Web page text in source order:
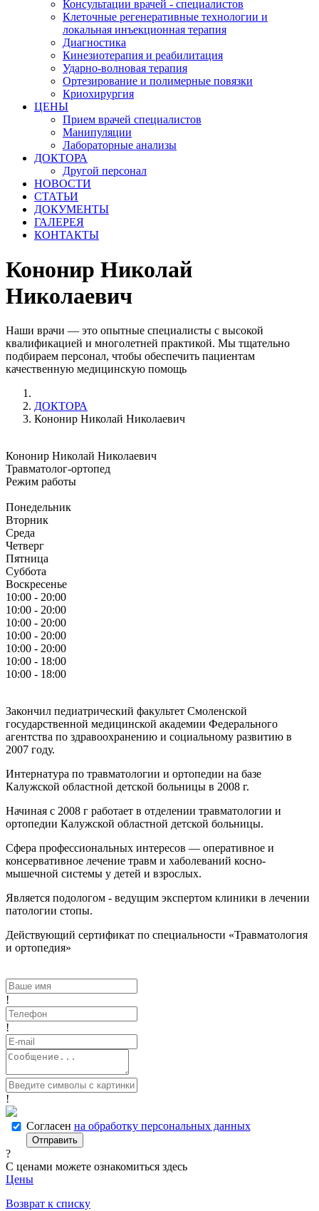
Консультации врачей - специалистов
Клеточные регенеративные технологии и
локальная инъекционная терапия
Диагностика
Кинезиотерапия и реабилитация
Ударно-волновая терапия
Ортезирование и полимерные повязки
Криохирургия
ЦЕНЫ
Прием врачей специалистов
Манипуляции
Лабораторные анализы
ДОКТОРА
Другой персонал
НОВОСТИ
СТАТЬИ
ДОКУМЕНТЫ
ГАЛЕРЕЯ
КОНТАКТЫ
Кононир Николай
Николаевич
Наши врачи — это опытные специалисты с высокой
квалификацией и многолетней практикой. Мы тщательно
подбираем персонал, чтобы обеспечить пациентам
качественную медицинскую помощь
ДОКТОРА
Кононир Николай Николаевич
Кононир Николай Николаевич
Травматолог-ортопед
Режим работы
Понедельник
Вторник
Среда
Четверг
Пятница
Суббота
Воскресенье
10:00 - 20:00
10:00 - 20:00
10:00 - 20:00
10:00 - 20:00
10:00 - 20:00
10:00 - 18:00
10:00 - 18:00
Закончил педиатрический факультет Смоленской
государственной медицинской академии Федерального
агентства по здравоохранению и социальному развитию в
2007 году.
Интернатура по травматологии и ортопедии на базе
Калужской областной детской больницы в 2008 г.
Начиная с 2008 г работает в отделении травматологии и
ортопедии Калужской областной детской больницы.
Сфера профессиональных интересов — оперативное и
консервативное лечение травм и хаболеваний косно-
мышечной системы у детей и взрослых.
Является подологом - ведущим экспертом клиники в лечении
патологии стопы.
Действующий сертификат по специальности «Травматология
и ортопедия»
!
!
!
Согласен на обработку персональных данных
Отправить
?
С ценами можете ознакомиться здесь
Цены
Возврат к списку